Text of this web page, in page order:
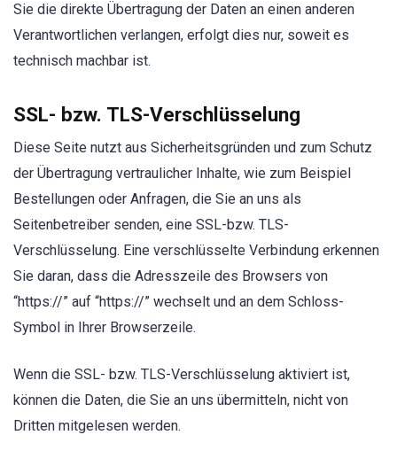
Sie die direkte Übertragung der Daten an einen anderen
Verantwortlichen verlangen, erfolgt dies nur, soweit es
technisch machbar ist.
SSL- bzw. TLS-Verschlüsselung
Diese Seite nutzt aus Sicherheitsgründen und zum Schutz
der Übertragung vertraulicher Inhalte, wie zum Beispiel
Bestellungen oder Anfragen, die Sie an uns als
Seitenbetreiber senden, eine SSL-bzw. TLS-
Verschlüsselung. Eine verschlüsselte Verbindung erkennen
Sie daran, dass die Adresszeile des Browsers von
“https://” auf “https://” wechselt und an dem Schloss-
Symbol in Ihrer Browserzeile.
Wenn die SSL- bzw. TLS-Verschlüsselung aktiviert ist,
können die Daten, die Sie an uns übermitteln, nicht von
Dritten mitgelesen werden.